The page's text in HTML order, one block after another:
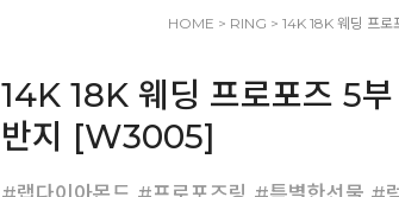
HOME > RING > 14K 18K 웨딩 프
14K 18K 웨딩 프로포즈 5
반지 [W3005]